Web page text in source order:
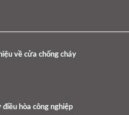
về cửa chống cháy
hòa công nghiệp